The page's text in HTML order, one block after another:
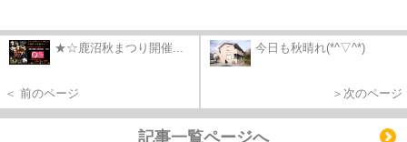
★☆鹿沼秋まつり開催...
＜ 前のページ
今日も秋晴れ(*^▽^*)
＞次のページ
記事一覧ページへ